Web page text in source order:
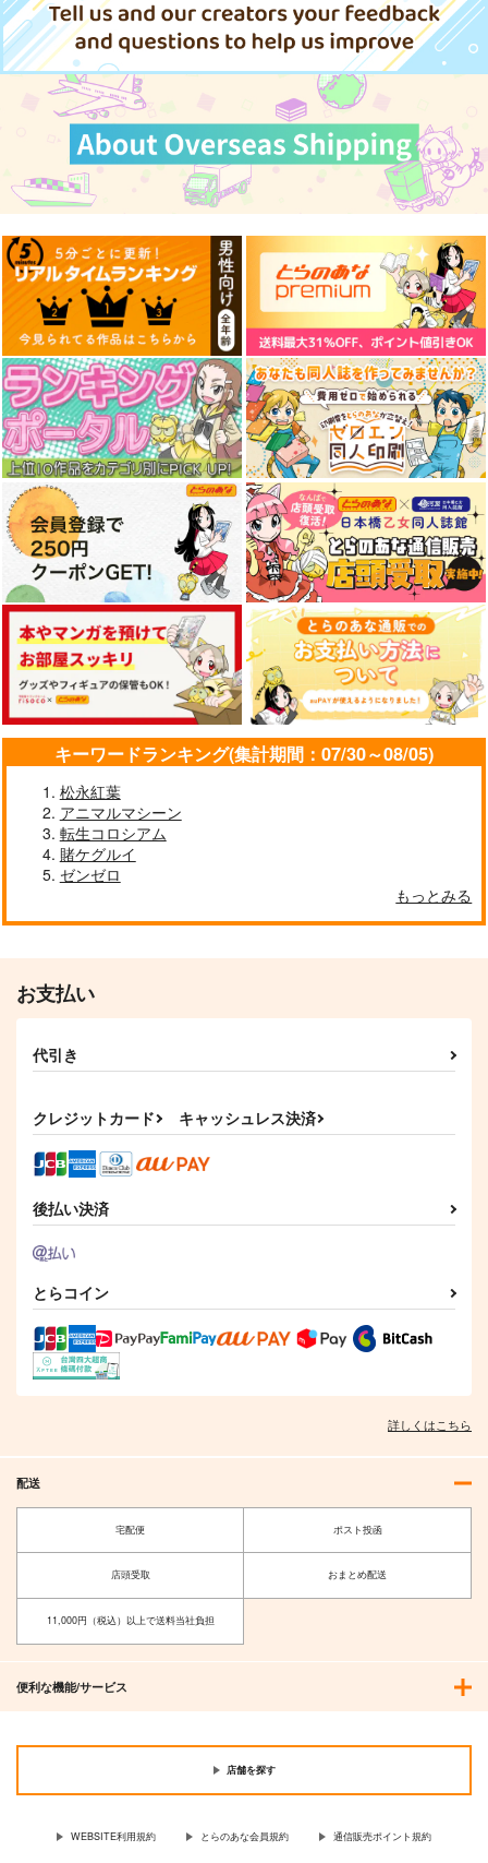
キーワードランキング(集計期間：07/30～08/05)
松永紅葉
アニマルマシーン
転生コロシアム
賭ケグルイ
ゼンゼロ
もっとみる
お支払い
代引き
クレジットカード キャッシュレス決済
後払い決済
とらコイン
詳しくはこちら
配送
宅配便 ポスト投函
店頭受取 おまとめ配送
11,000円（税込）以上で送料当社負担
便利な機能/サービス
店舗を探す
WEBSITE利用規約 とらのあな会員規約 通信販売ポイント規約